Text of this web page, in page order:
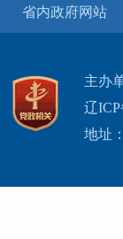
省内政府网站
主办
辽ICP
地址